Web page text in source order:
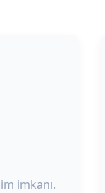
imkanı.